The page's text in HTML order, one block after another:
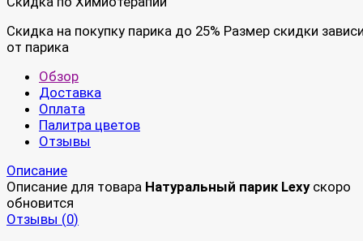
Скидка на покупку парика до 25% Размер скидки
от парика
Обзор
Доставка
Оплата
Палитра цветов
Отзывы
Описание
Описание для товара Натуральный парик Lexyскоро
обновится
Отзывы (0)